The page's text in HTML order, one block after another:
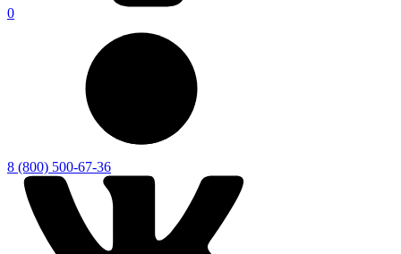
0
8 (800) 500-67-36